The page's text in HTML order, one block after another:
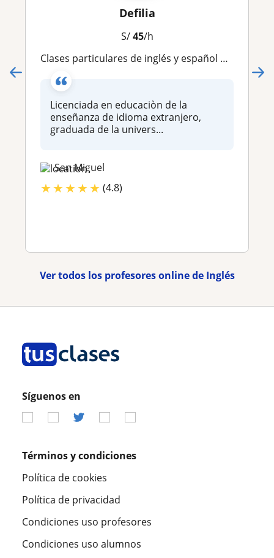
Defilia
S/45/h
Clases particulares de inglés y español para extranjeros. ( online and face to face)
Licenciada en educaciòn de la
enseñanza de idioma extranjero,
graduada de la univers...
San Miguel
★★★★★ (4.8)
Ver todos los profesores online de Inglés
Síguenos en
Términos y condiciones
Política de cookies
Política de privacidad
Condiciones uso profesores
Condiciones uso alumnos